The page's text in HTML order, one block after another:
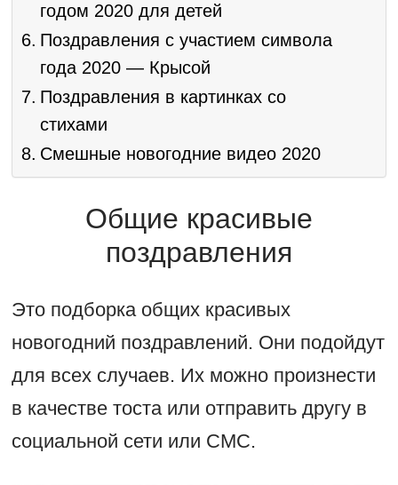
годом 2020 для детей
Поздравления с участием символа
года 2020 — Крысой
Поздравления в картинках со
стихами
Смешные новогодние видео 2020
Общие красивые
поздравления
Это подборка общих красивых
новогодний поздравлений. Они подойдут
для всех случаев. Их можно произнести
в качестве тоста или отправить другу в
социальной сети или СМС.